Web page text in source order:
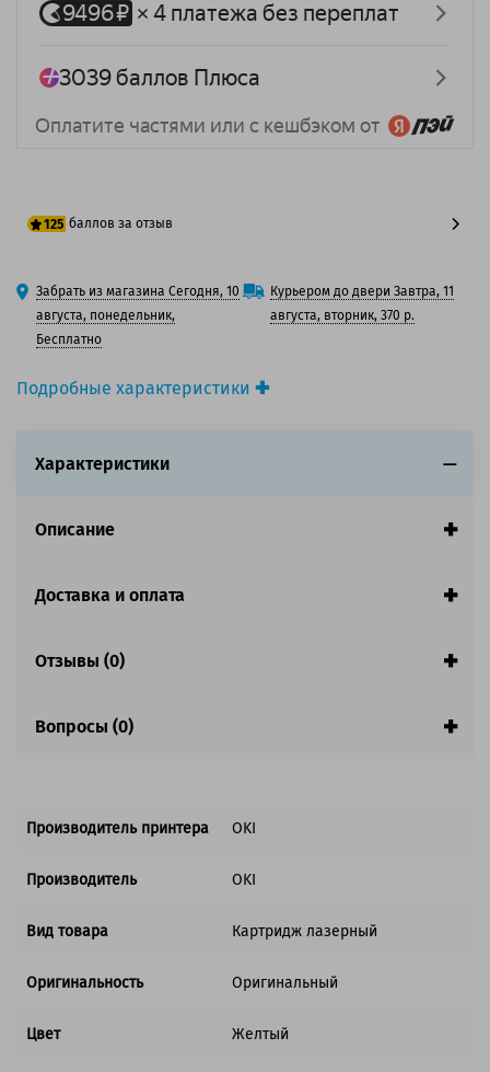
Подробные характеристики
Вид товара:Картридж лазерный
Ресурс:6 000 страниц формата А4 при 5%
Страна:Китай
125 баллов за отзыв
100 баллов
125 баллов
Забрать из магазина Сегодня, 10
августа, понедельник,
Бесплатно
Курьером до двери Завтра, 11
августа, вторник, 370 р.
Характеристики
Описание
Доставка и оплата
Отзывы (0)
Вопросы (0)
Производитель принтера OKI
Производитель OKI
Вид товара Картридж лазерный
Оригинальность Оригинальный
Цвет Желтый